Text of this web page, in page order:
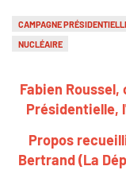
CAMPAGNE
NUCLÉAIRE
Fabien
Présidentielle,
Propos
Bertrand (La